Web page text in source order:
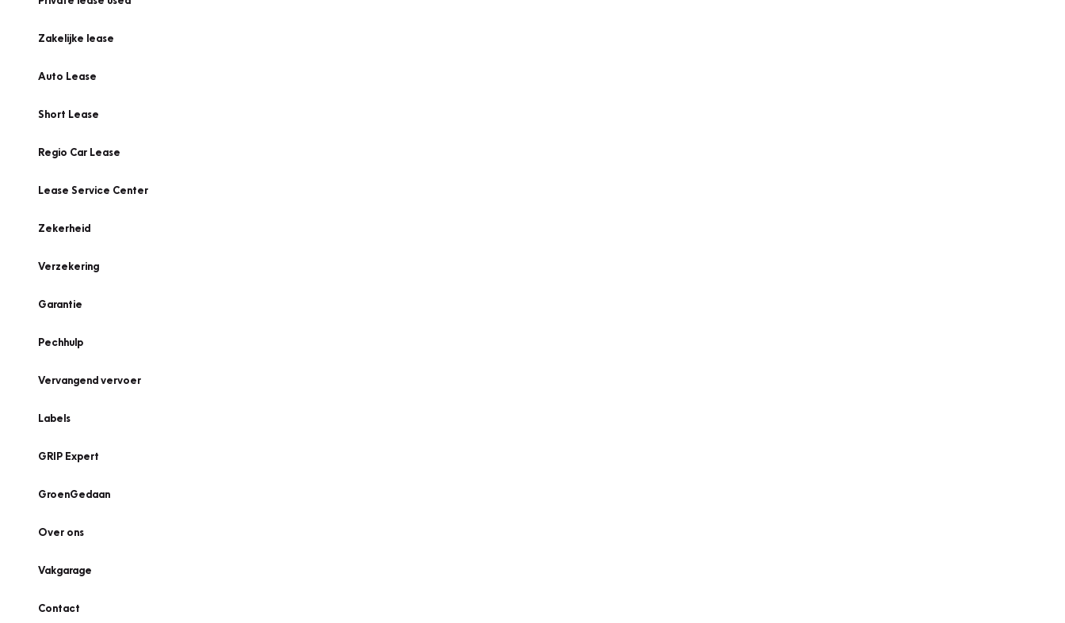
Zakelijke lease
Auto Lease
Short Lease
Regio Car Lease
Lease Service Center
Zekerheid
Verzekering
Garantie
Pechhulp
Vervangend vervoer
Labels
GRIP Expert
GroenGedaan
Over ons
Vakgarage
Contact